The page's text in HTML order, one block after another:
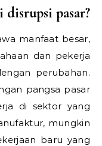
pasar?
manfaat besar,
dan pekerja
perubahan.
pangsa pasar
di sektor yang
mungkin
baru yang